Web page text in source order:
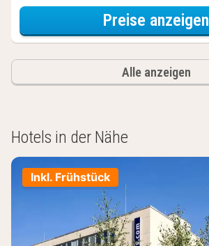
Preise anzeigen
Alle anzeigen
Hotels in der Nähe
Inkl. Frühstück